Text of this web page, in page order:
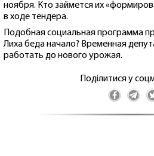
ноября. Кто займется их
в ходе тендера.
Подобная социальная программа
Лиха беда начало? Временная
работать до нового урожая.
Поділитися у